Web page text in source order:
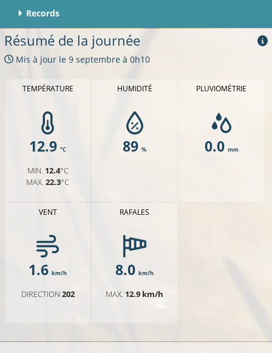
Records
Résumé de la journée
Mis à jour le 9 septembre à 0h10
TEMPÉRATURE
12.9 °C
MIN. 12.4°C
MAX.22.3°C
HUMIDITÉ
89 %
PLUVIOMÉTRIE
0.0 mm
VENT
1.6 km/h
DIRECTION 202
RAFALES
8.0 km/h
MAX. 12.9 km/h